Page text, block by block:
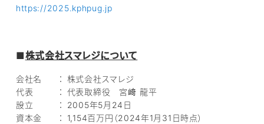
https://2025.kphpug.jp
■株式会社スマレジについて
会社名 ： 株式会社スマレジ
代表 ： 代表取締役 宮﨑 龍平
設立 ： 2005年5月24日
資本金 ： 1,154百万円（2024年1月31日時点）